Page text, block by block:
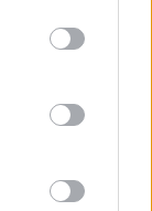
may click to
tags to
below Google
Μεγάλη
-